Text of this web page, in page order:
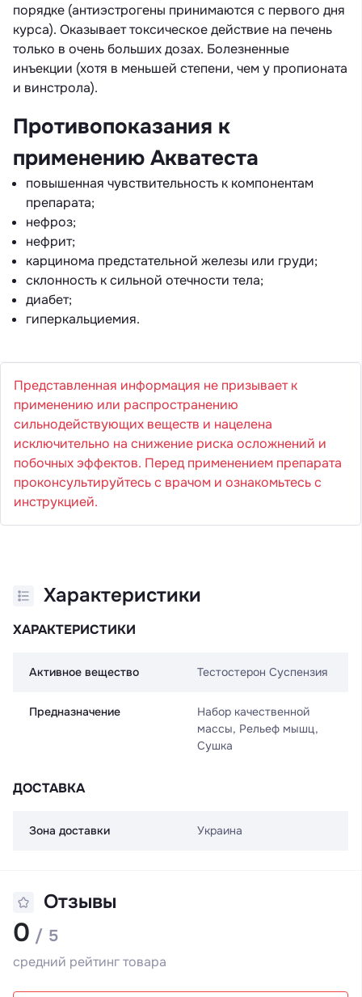
порядке (антиэстрогены принимаются с первого дня
курса). Оказывает токсическое действие на печень
только в очень больших дозах. Болезненные
инъекции (хотя в меньшей степени, чем у пропионата
и винстрола).
Противопоказания к
применению Акватеста
повышенная чувствительность к компонентам
препарата;
нефроз;
нефрит;
карцинома предстательной железы или груди;
склонность к сильной отечности тела;
диабет;
гиперкальциемия.
Представленная информация не призывает к
применению или распространению
сильнодействующих веществ и нацелена
исключительно на снижение риска осложнений и
побочных эффектов. Перед применением препарата
проконсультируйтесь с врачом и ознакомьтесь с
инструкцией.
Характеристики
ХАРАКТЕРИСТИКИ
Активное вещество Тестостерон Суспензия
Предназначение
Набор качественной
массы, Рельеф мышц,
Сушка
ДОСТАВКА
Зона доставки Украина
Отзывы
0 / 5
средний рейтинг товара